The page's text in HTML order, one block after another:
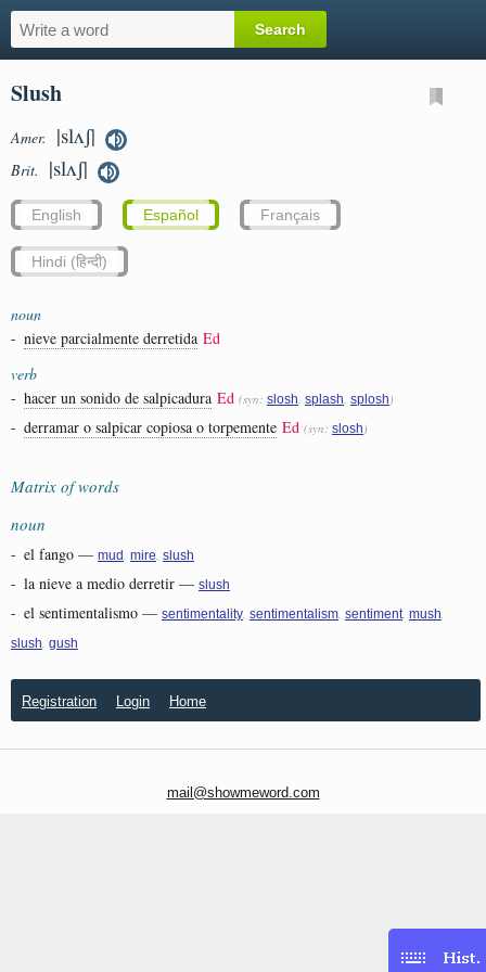
Slush
Amer. |slʌʃ|
Brit. |slʌʃ|
English Español Français
Hindi (हिन्दी)
noun
- nieve parcialmente derretida Ed
verb
- hacer un sonido de salpicadura Ed (syn: slosh splash splosh )
- derramar o salpicar copiosa o torpemente Ed (syn: slosh )
Matrix of words
noun
- el fango — mud mire slush
- la nieve a medio derretir — slush
- el sentimentalismo — sentimentality sentimentalism sentiment mush
slush gush
Registration Login Home
mail@showmeword.com